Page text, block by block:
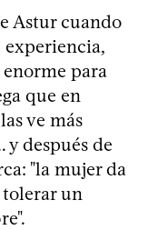
Astur cuando
experiencia,
para
que en
ve más
después de
"la mujer da
tolerar un